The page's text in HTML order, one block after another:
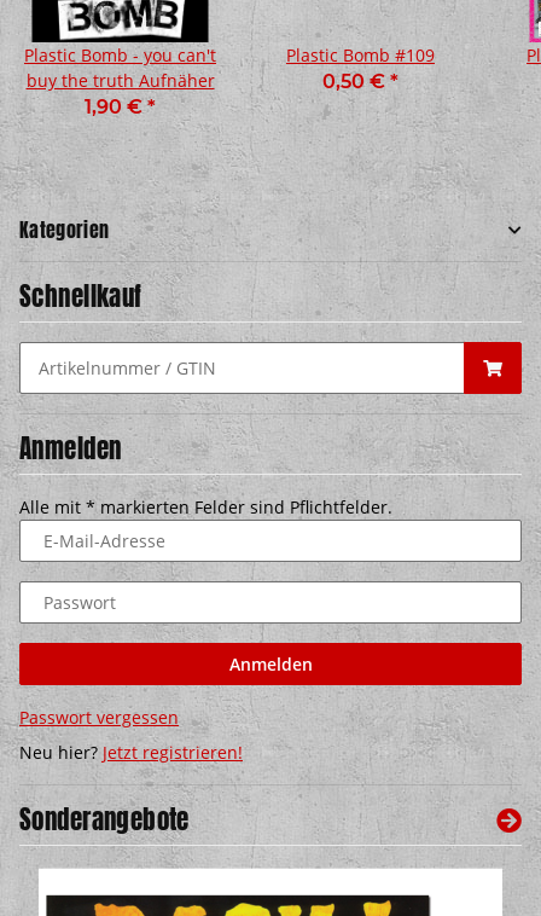
Plastic Bomb - you can't
buy the truth Aufnäher
1,90 €*
Plastic Bomb #109
0,50 € *
Kategorien
Schnellkauf
Anmelden
Alle mit *markierten Felder sind Pflichtfelder.
E-Mail-Adresse
Passwort
Anmelden
Passwort vergessen
Neu hier? Jetzt registrieren!
Sonderangebote